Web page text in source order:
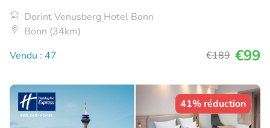
Dorint Venusberg Hotel Bonn
Bonn (34km)
Vendu : 47
€189 €99
41% réduction